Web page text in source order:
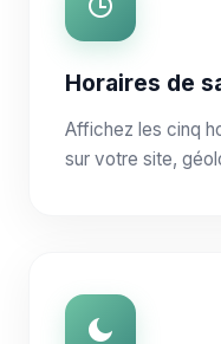
Horaires de
Affichez les cinq
sur votre site,